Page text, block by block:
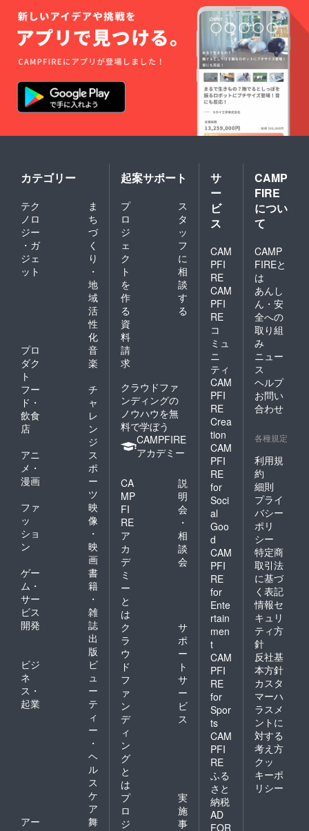
いるも
の以外
の掲載
は認め
られま
せん。
※イベン
ト開催
日・イ
ベント
うみら
でご案
内いた
しま
す。
https://
umilabo
.co.jp/
後メッ
セージ
にてご
連絡差
し上げ
ます。
※権利を
有して
いる、
は使用
の承諾
を得て
の以外
の掲載
は認め
られま
せん。
※イベン
ト開催
ベント
内容は
うみら
ぼ公式
サイト
でご案
内いた
しま
す。
https://
umilabo
.co.jp/
カテゴリー
テク
ノロ
ジー
・ガ
ジェ
ット
ま
ち
づ
く
り
・
地
域
活
性
化
プロ
ダク
ト
音
楽
フー
ド・
飲食
店
チ
ャ
レ
ン
ジ
アニ
メ・
漫画
ス
ポ
ー
ツ
ファ
ッ
ショ
ン
映
像
・
映
画
ゲー
ム・
サー
ビス
開発
書
籍
・
雑
誌
出
版
ビジ
ネ
ス・
起業
ビ
ュ
ー
テ
ィ
ー
・
ヘ
ル
ス
ケ
ア
アー
舞
起案サポート
プ
ロ
ジ
ェ
ク
ト
を
作
る
ス
タ
ッ
フ
に
相
談
す
る
資
料
請
求
クラウドファ
ンディングの
ノウハウを無
料で学ぼう
CAMPFIRE
アカデミー
CA
MP
FI
RE
ア
カ
デ
ミ
ー
と
は
説
明
会
・
相
談
会
ク
ラ
ウ
ド
フ
ァ
ン
デ
ィ
ン
グ
と
は
サ
ポ
ー
ト
サ
ー
ビ
ス
プ
ロ
ジ
実
施
事
サ
ー
ビ
ス
CAM
PFI
RE
CAM
PFI
RE
コ
ミュ
ニ
ティ
CAM
PFI
RE
Crea
tion
CAM
PFI
RE
for
Soci
al
Goo
d
CAM
PFI
RE
for
Ente
rtain
men
t
CAM
PFI
RE
for
Spor
ts
CAM
PFI
RE
ふる
さと
納税
AD
FOR
CAMP
FIRE
につい
て
CAMP
FIREと
は
あんし
ん・安
全への
取り組
み
ニュー
ス
ヘルプ
お問い
合わせ
各種規定
利用規
約
細則
プライ
バシー
ポリ
シー
特定商
取引法
に基づ
く表記
情報セ
キュリ
ティ方
針
反社基
本方針
カスタ
マーハ
ラスメ
ントに
対する
考え方
クッ
キーポ
リシー